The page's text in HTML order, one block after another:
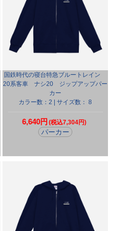
国鉄時代の寝台特急ブルートレイン
20系客車 ナシ20 ジップアップパー
カー
カラー数：2 | サイズ数： 8
6,640円 (税込7,304円)
パーカー